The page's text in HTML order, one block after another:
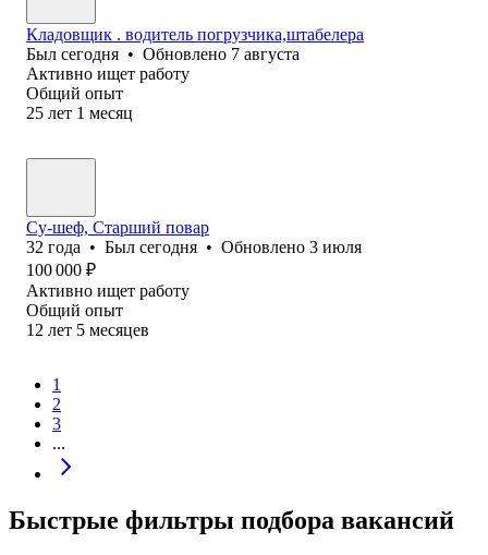
Кладовщик . водитель погрузчика,штабелера
Был сегодня • Обновлено 7 августа
Активно ищет работу
Общий опыт
25 лет 1 месяц
Су-шеф, Старший повар
32 года • Был сегодня • Обновлено 3 июля
100 000 ₽
Активно ищет работу
Общий опыт
12 лет 5 месяцев
1
2
3
...
Быстрые фильтры подбора вакансий